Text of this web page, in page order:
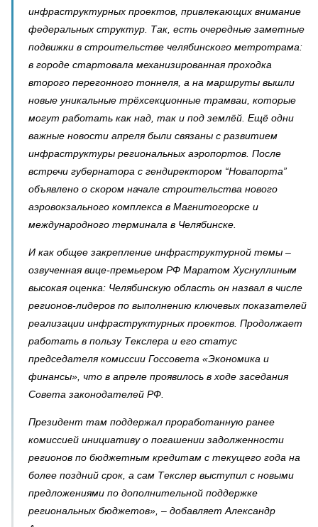
инфраструктурных проектов, привлекающих внимание
федеральных структур. Так, есть очередные заметные
подвижки в строительстве челябинского метротрама:
в городе стартовала механизированная проходка
второго перегонного тоннеля, а на маршруты вышли
новые уникальные трёхсекционные трамваи, которые
могут работать как над, так и под землёй. Ещё одни
важные новости апреля были связаны с развитием
инфраструктуры региональных аэропортов. После
встречи губернатора с гендиректором “Новапорта”
объявлено о скором начале строительства нового
аэровокзального комплекса в Магнитогорске и
международного терминала в Челябинске.
И как общее закрепление инфраструктурной темы –
озвученная вице-премьером РФ Маратом Хуснуллиным
высокая оценка: Челябинскую область он назвал в числе
регионов-лидеров по выполнению ключевых показателей
реализации инфраструктурных проектов. Продолжает
работать в пользу Текслера и его статус
председателя комиссии Госсовета «Экономика и
финансы», что в апреле проявилось в ходе заседания
Совета законодателей РФ.
Президент там поддержал проработанную ранее
комиссией инициативу о погашении задолженности
регионов по бюджетным кредитам с текущего года на
более поздний срок, а сам Текслер выступил с новыми
предложениями по дополнительной поддержке
региональных бюджетов», – добавляет Александр